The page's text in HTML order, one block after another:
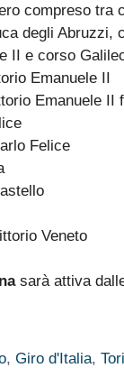
compreso tra
degli Abruzzi,
II e corso
Emanuele II
Emanuele II
Felice
Veneto
sarà attiva
,Giro d'Italia,